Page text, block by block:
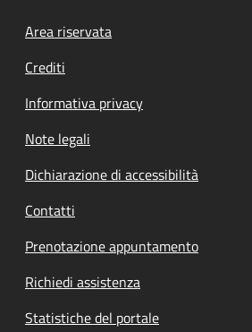
Footer menu
Area riservata
Crediti
Informativa privacy
Note legali
Dichiarazione di accessibilità
Contatti
Prenotazione appuntamento
Richiedi assistenza
Statistiche del portale